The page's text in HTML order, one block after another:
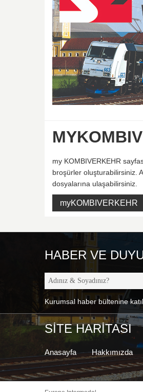
my KOMBIVERKEHR
broşürler oluşturabilirsiniz.
dosyalarına ulaşabilirsiniz.
myKOMBIVERKEHR
HABER VE
Kurumsal haber bültenine
SİTE HARİTASI
Anasayfa Hakkımızda